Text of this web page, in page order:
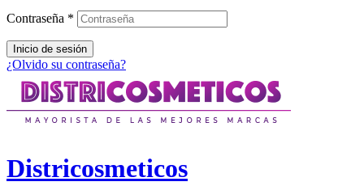
Contraseña *
Inicio de sesión
¿Olvido su contraseña?
Districosmeticos